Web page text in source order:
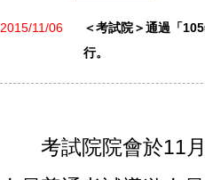
2015/11/06
＜考試院＞通過「
行。
考試院院會於11月